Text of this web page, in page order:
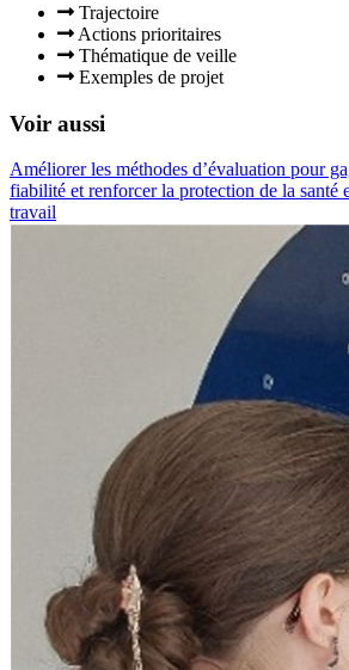
Trajectoire
Actions prioritaires
Thématique de veille
Exemples de projet
Voir aussi
Améliorer les méthodes d’évaluation pour
fiabilité et renforcer la protection de la santé
travail